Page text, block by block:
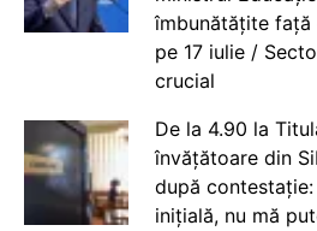
îmbunătățite față
pe 17 iulie /
crucial
De la 4.90 la
învățătoare din
după
inițială, nu mă